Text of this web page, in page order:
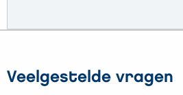
Veelgestelde vragen